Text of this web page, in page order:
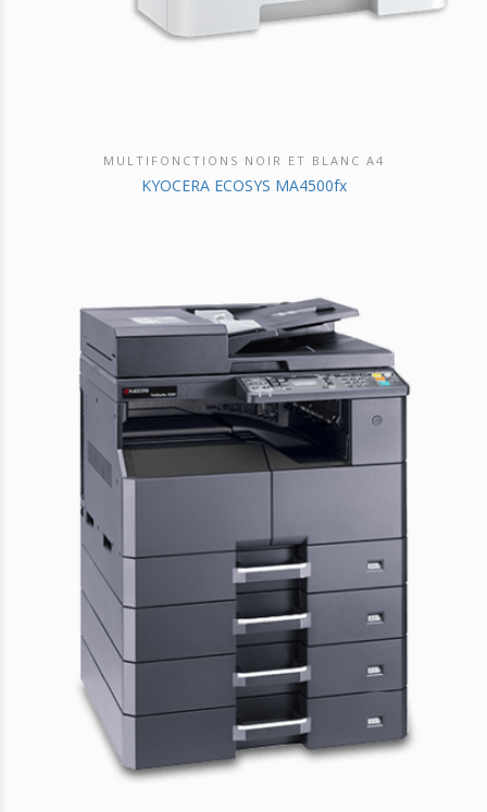
DÉCOUVRIR CE PRODUIT
MULTIFONCTIONS NOIR ET BLANC A4
KYOCERA ECOSYS MA4500fx